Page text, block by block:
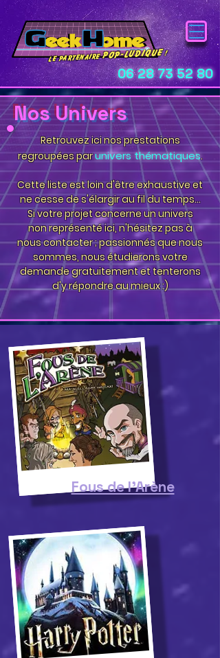
Le Partenairepop-ludique!
06 28 73 52 80
Nos Univers
Retrouvez ici nos prestations
regroupées parunivers thématiques.
Cette liste est loin d'être exhaustive et
ne cesse de s'élargir au fil du temps...
Si votre projet concerne un univers
non représenté ici, n'hésitez pas à
nous contacter ; passionnés que nous
sommes, nous étudierons votre
demande gratuitement et tenterons
d'y répondre au mieux :)
Fous de l'Arène